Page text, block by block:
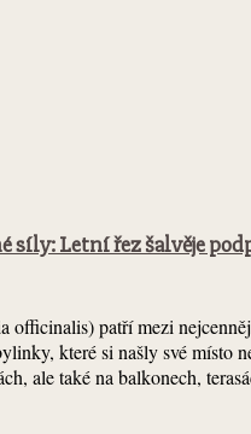
síly: Letní řez šalvěje
officinalis) patří mezi
které si našly své místo
ale také na balkonech,